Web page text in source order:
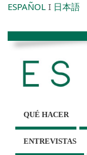
ESPAÑOL I 日本語
QUÉ HACER
ENTREVISTAS